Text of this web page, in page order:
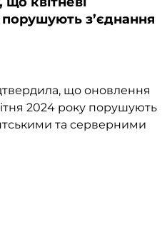
з’єднання
що оновлення
2024 року порушують
та серверними